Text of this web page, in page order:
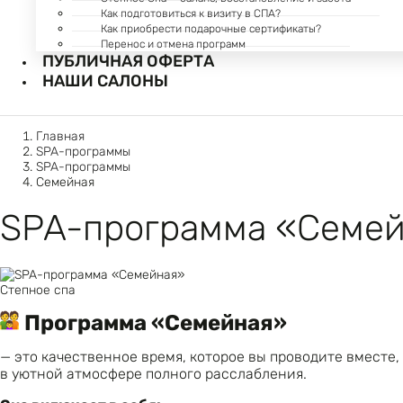
Как подготовиться к визиту в СПА?
Как приобрести подарочные сертификаты?
Перенос и отмена программ
ПУБЛИЧНАЯ ОФЕРТА
НАШИ САЛОНЫ
Главная
SPA-программы
SPA-программы
Семейная
SPA-программа
Степное спа
Программа «Семейная»
— это качественное время, которое вы проводите вместе,
в уютной атмосфере полного расслабления.